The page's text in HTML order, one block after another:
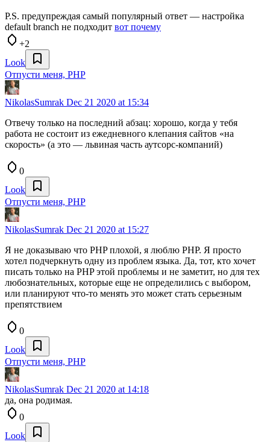
P.S. предупреждая самый популярный ответ — настройка
default branch не подходит вот почему
+2
Look
Отпусти меня, PHP
NikolasSumrak Dec 21 2020 at 15:34
Отвечу только на последний абзац: хорошо, когда у тебя
работа не состоит из ежедневного клепания сайтов «на
скорость» (а это — львиная часть аутсорс-компаний)
0
Look
Отпусти меня, PHP
NikolasSumrak Dec 21 2020 at 15:27
Я не доказываю что PHP плохой, я люблю PHP. Я просто
хотел подчеркнуть одну из проблем языка. Да, тот, кто хочет
писать только на PHP этой проблемы и не заметит, но для тех
любознательных, которые еще не определились с выбором,
или планируют что-то менять это может стать серьезным
препятствием
0
Look
Отпусти меня, PHP
NikolasSumrak Dec 21 2020 at 14:18
да, она родимая.
0
Look